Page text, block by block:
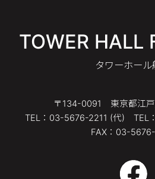
TOWER HALL
タワーホール
〒134-0091 東京都江
TEL：03-5676-2211 (代) TEL
FAX：03-